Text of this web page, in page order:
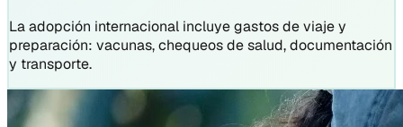
La adopción internacional incluye gastos de viaje y
preparación: vacunas, chequeos de salud, documentación
y transporte.